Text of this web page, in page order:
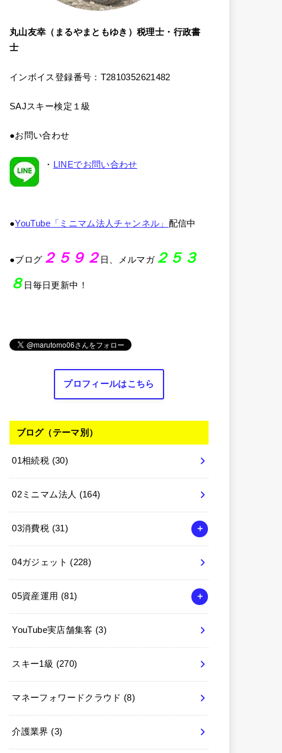
丸山友幸（まるやまともゆき）税理士・行政書
士
インボイス登録番号：T2810352621482
SAJスキー検定１級
●お問い合わせ
・ LINEでお問い合わせ
●YouTube「ミニマム法人チャンネル」 配信中
●ブログ ２５９２ 日、メルマガ２５３
８ 日毎日更新中！
プロフィールはこちら
ブログ（テーマ別）
01相続税 (30)
02ミニマム法人 (164)
03消費税 (31)
04ガジェット (228)
05資産運用 (81)
YouTube実店舗集客 (3)
スキー1級 (270)
マネーフォワードクラウド (8)
介護業界 (3)